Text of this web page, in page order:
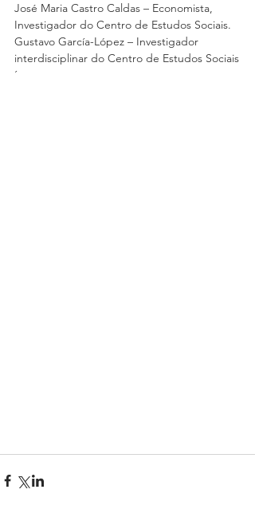
José Maria Castro Caldas – Economista,
Investigador do Centro de Estudos Sociais.
Gustavo García-López – Investigador
interdisciplinar do Centro de Estudos Sociais
´